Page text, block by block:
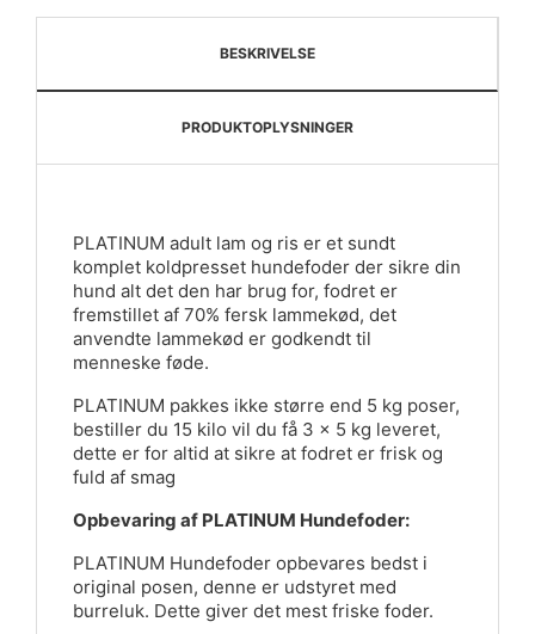
BESKRIVELSE
PRODUKTOPLYSNINGER
PLATINUM adult lam og ris er et sundt
komplet koldpresset hundefoder der sikre din
hund alt det den har brug for, fodret er
fremstillet af 70% fersk lammekød, det
anvendte lammekød er godkendt til
menneske føde.
PLATINUM pakkes ikke større end 5 kg poser,
bestiller du 15 kilo vil du få 3 x 5 kg leveret,
dette er for altid at sikre at fodret er frisk og
fuld af smag
Opbevaring af PLATINUM Hundefoder:
PLATINUM Hundefoder opbevares bedst i
original posen, denne er udstyret med
burreluk. Dette giver det mest friske foder.